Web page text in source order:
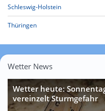
Schleswig-Holstein
Thüringen
Wetter News
Wetter heute:
vereinzelt Sturmgefahr